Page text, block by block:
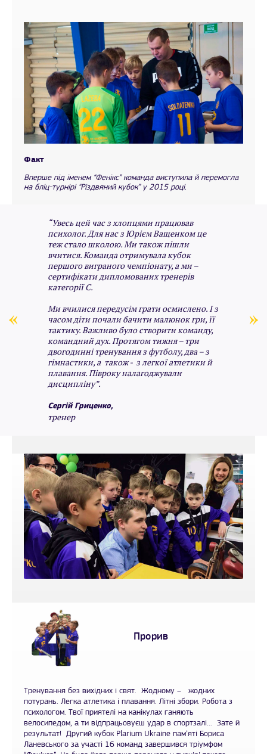
Факт
Вперше під іменем “Фенікс” команда виступила й перемогла
на бліц-турнірі “Різдвяний кубок” у 2015 році.
“Увесь цей час з хлопцями працював
психолог. Для нас з Юрієм Ващенком це
теж стало школою. Ми також пішли
вчитися. Команда отримувала кубок
першого виграного чемпіонату, а ми –
сертифікати дипломованих тренерів
категорії С.
Ми вчилися передусім грати осмислено. І з
часом діти почали бачити малюнок гри, її
тактику. Важливо було створити команду,
командний дух. Протягом тижня – три
двогодинні тренування з футболу, два – з
гімнастики, а також - з легкої атлетики й
плавання. Півроку налагоджували
дисципліну”.
Сергій Гриценко,
тренер
Прорив
Тренування без вихідних і свят. Жодному – жодних
потурань. Легка атлетика і плавання. Літні збори. Робота з
психологом. Твої приятелі на канікулах ганяють
велосипедом, а ти відпрацьовуєш удар в спортзалі... Зате й
результат! Другий кубок Plarium Ukraine пам’яті Бориса
Ланевського за участі 16 команд завершився тріумфом